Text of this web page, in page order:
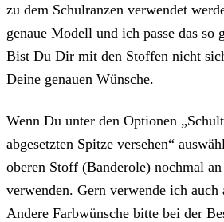
zu dem Schulranzen verwendet
genaue Modell und ich passe das so
Bist Du Dir mit den Stoffen nicht
Deine genauen Wünsche.
Wenn Du unter den Optionen
abgesetzten Spitze versehen“
oberen Stoff (Banderole) nochmal
verwenden. Gern verwende ich auch
Andere Farbwünsche bitte bei der